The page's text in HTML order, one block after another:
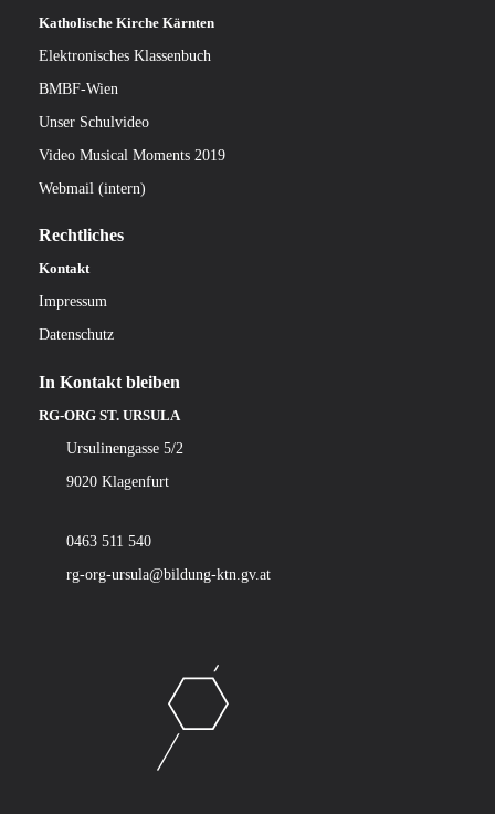
Katholische Kirche Kärnten
Elektronisches Klassenbuch
BMBF-Wien
Unser Schulvideo
Video Musical Moments 2019
Webmail (intern)
Rechtliches
Kontakt
Impressum
Datenschutz
In Kontakt bleiben
RG-ORG ST. URSULA
Ursulinengasse 5/2
9020 Klagenfurt
0463 511 540
rg-org-ursula@bildung-ktn.gv.at